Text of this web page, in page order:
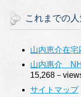
これまでの
山内恵介在宅
山内惠介
15,268－
サイトマップ